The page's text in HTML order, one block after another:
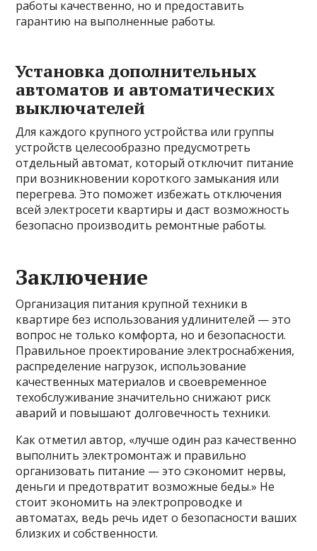
работы качественно, но и предоставить
гарантию на выполненные работы.
Установка дополнительных
автоматов и автоматических
выключателей
Для каждого крупного устройства или группы
устройств целесообразно предусмотреть
отдельный автомат, который отключит питание
при возникновении короткого замыкания или
перегрева. Это поможет избежать отключения
всей электросети квартиры и даст возможность
безопасно производить ремонтные работы.
Заключение
Организация питания крупной техники в
квартире без использования удлинителей — это
вопрос не только комфорта, но и безопасности.
Правильное проектирование электроснабжения,
распределение нагрузок, использование
качественных материалов и своевременное
техобслуживание значительно снижают риск
аварий и повышают долговечность техники.
Как отметил автор, «лучше один раз качественно
выполнить электромонтаж и правильно
организовать питание — это сэкономит нервы,
деньги и предотвратит возможные беды.» Не
стоит экономить на электропроводке и
автоматах, ведь речь идет о безопасности ваших
близких и собственности.